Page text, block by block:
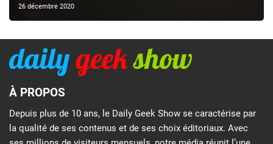
26 décembre 2020
À PROPOS
Depuis plus de 10 ans, le Daily Geek Show se caractérise par
la qualité de ses contenus et de ses choix éditoriaux. Avec